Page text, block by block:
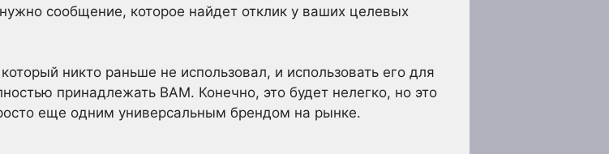
сообщение, которое найдет отклик у ваших целевых
никто раньше не использовал, и использовать его для
принадлежать ВАМ. Конечно, это будет нелегко, но это
еще одним универсальным брендом на рынке.